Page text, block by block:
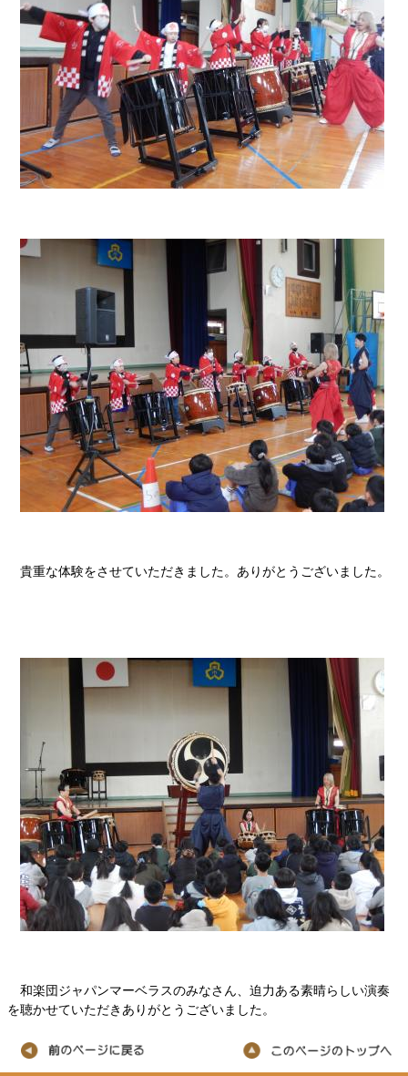
貴重な体験をさせていただきました。ありがとうございました。
和楽団ジャパンマーベラスのみなさん、迫力ある素晴らしい演奏
を聴かせていただきありがとうございました。